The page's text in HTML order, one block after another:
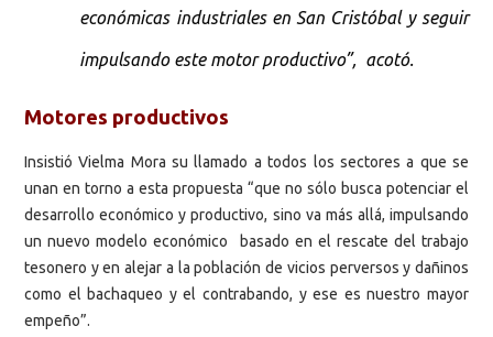
económicas industriales en San Cristóbal y seguir
impulsando este motor productivo”, acotó.
Motores productivos
Insistió Vielma Mora su llamado a todos los sectores a que se
unan en torno a esta propuesta “que no sólo busca potenciar el
desarrollo económico y productivo, sino va más allá, impulsando
un nuevo modelo económico basado en el rescate del trabajo
tesonero y en alejar a la población de vicios perversos y dañinos
como el bachaqueo y el contrabando, y ese es nuestro mayor
empeño”.